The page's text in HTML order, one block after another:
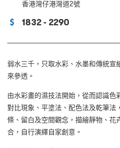
香港灣仔港灣道2號
1832 - 2290
弱水三千，只取水彩、水墨和傳統宣
來參透。
由水彩畫的濕技法開始，從而認識色
對比現象、平塗法、配色法及乾筆法
條、留白及空間觀念，描繪靜物、花
合，自行演繹自家創意。